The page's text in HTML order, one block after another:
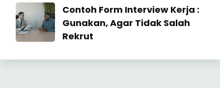
July
2026
Industrial
Relation
Contoh Form Interview Kerja :
Gunakan, Agar Tidak Salah
Rekrut
23